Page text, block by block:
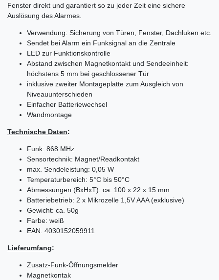
Fenster direkt und garantiert so zu jeder Zeit eine sichere
Auslösung des Alarmes.
Verwendung: Sicherung von Türen, Fenster, Dachluken etc.
Sendet bei Alarm ein Funksignal an die Zentrale
LED zur Funktionskontrolle
Abstand zwischen Magnetkontakt und Sendeeinheit:
höchstens 5 mm bei geschlossener Tür
inklusive zweiter Montageplatte zum Ausgleich von
Niveauunterschieden
Einfacher Batteriewechsel
Wandmontage
Technische Daten:
Funk: 868 MHz
Sensortechnik: Magnet/Readkontakt
max. Sendeleistung: 0,05 W
Temperaturbereich: 5°C bis 50°C
Abmessungen (BxHxT): ca. 100 x 22 x 15 mm
Batteriebetrieb: 2 x Mikrozelle 1,5V AAA (exklusive)
Gewicht: ca. 50g
Farbe: weiß
EAN: 4030152059911
Lieferumfang:
Zusatz-Funk-Öffnungsmelder
Magnetkontak